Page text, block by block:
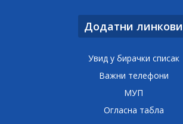
Додатни линкови
Увид у бирачки списак
Важни телефони
МУП
Огласна табла